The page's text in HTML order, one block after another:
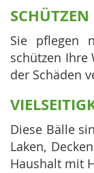
Sie pflegen
schützen Ihre
der Schäden
Diese Bälle
Laken,
Haushalt mit